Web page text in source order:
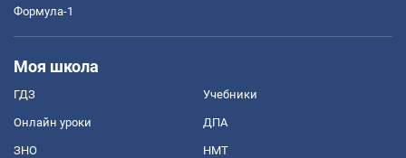
Формула-1
Моя школа
ГДЗ Учебники
Онлайн уроки ДПА
ЗНО НМТ